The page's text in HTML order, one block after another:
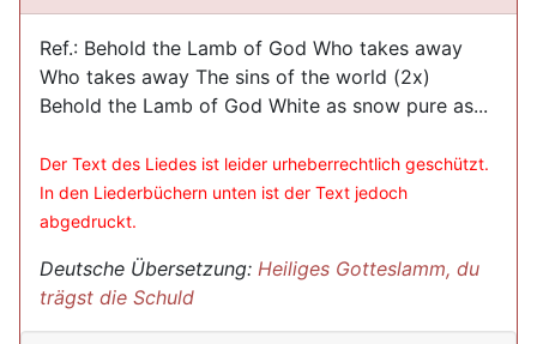
Ref.: Behold the Lamb of God Who takes away
Who takes away The sins of the world (2x)
Behold the Lamb of God White as snow pure as...
Der Text des Liedes ist leider urheberrechtlich geschützt.
In den Liederbüchern unten ist der Text jedoch
abgedruckt.
Deutsche Übersetzung: Heiliges Gotteslamm, du
trägst die Schuld